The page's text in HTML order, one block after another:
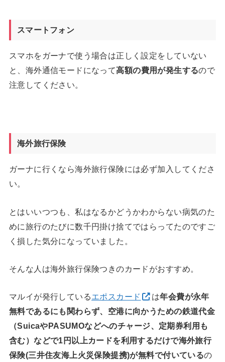
スマートフォン
スマホをガーナで使う場合は正しく設定をしていない
と、海外通信モードになって高額の費用が発生するので
注意してください。
海外旅行保険
ガーナに行くなら海外旅行保険には必ず加入してくださ
い。
とはいいつつも、私はなるかどうかわからない病気のた
めに旅行のたびに数千円掛け捨てではらってたのですご
く損した気分になっていました。
そんな人は海外旅行保険つきのカードがおすすめ。
マルイが発行しているエポスカード は年会費が永年
無料であるにも関わらず、空港に向かうための鉄道代金
（SuicaやPASUMOなどへのチャージ、定期券利用も
含む）などで1円以上カードを利用するだけで海外旅行
保険(三井住友海上火災保険提携)が無料で付いているの